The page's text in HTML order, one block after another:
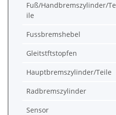
Fuß/Handbremszylinder/Te
ile
Fussbremshebel
Gleitstftstopfen
Hauptbremszylinder/Teile
Radbremszylinder
Sensor